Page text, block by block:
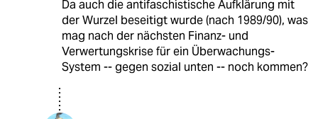
Da auch die antifaschistische Aufklärung mit
der Wurzel beseitigt wurde (nach 1989/90), was
mag nach der nächsten Finanz- und
Verwertungskrise für ein Überwachungs-
System -- gegen sozial unten -- noch kommen?